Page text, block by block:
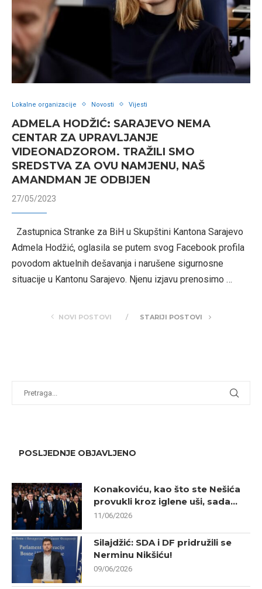
Lokalne organizacije Novosti Vijesti
ADMELA HODŽIĆ: SARAJEVO NEMA
CENTAR ZA UPRAVLJANJE
VIDEONADZOROM. TRAŽILI SMO
SREDSTVA ZA OVU NAMJENU, NAŠ
AMANDMAN JE ODBIJEN
27/05/2023
Zastupnica Stranke za BiH u Skupštini Kantona Sarajevo
Admela Hodžić, oglasila se putem svog Facebook profila
povodom aktuelnih dešavanja i narušene sigurnosne
situacije u Kantonu Sarajevo. Njenu izjavu prenosimo …
NOVI POSTOVI STARIJI POSTOVI
POSLJEDNJE OBJAVLJENO
Konakoviću, kao što ste Nešića
provukli kroz iglene uši, sada...
11/06/2026
Silajdžić: SDA i DF pridružili se
Nerminu Nikšiću!
09/06/2026